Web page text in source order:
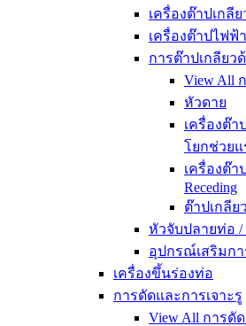
เครื่องต๊าปเกลี
เครื่องต๊าปไฟฟ้
การต๊าปเกลียว
View All
หัวดาย
เครื่องต๊า
โยกช่วยแ
เครื่องต๊า
Receding
ต๊าปเกลีย
หัวจับปลายท่อ /
อุปกรณ์เสริมกา
เครื่องขึ้นร่องท่อ
การดัดและการเจาะรู
View All การดั